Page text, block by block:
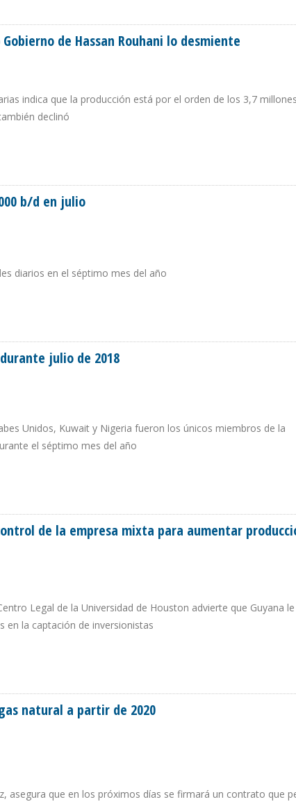
de Hassan Rouhani lo desmiente
indica que la producción está por el orden de los 3,7
declinó
b/d en julio
diarios en el séptimo mes del año
julio de 2018
Unidos, Kuwait y Nigeria fueron los únicos miembros de la
el séptimo mes del año
de la empresa mixta para aumentar
Legal de la Universidad de Houston advierte que Guyana
en la captación de inversionistas
natural a partir de 2020
asegura que en los próximos días se firmará un contrato que